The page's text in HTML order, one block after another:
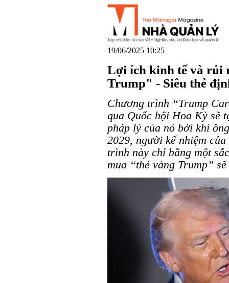
19/06/2025 10:25
Lợi ích kinh tế và rủi
Trump" - Siêu thẻ
Chương trình “Trump
qua Quốc hội Hoa Kỳ sẽ
pháp lý của nó bởi khi
2029, người kế nhiệm
trình này chỉ bằng một
mua “thẻ vàng Trump”